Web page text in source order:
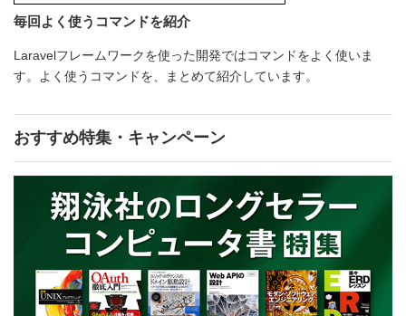
毎回よく使うコマンドを紹介
Laravelフレームワークを使った開発ではコマンドをよく使いま
す。よく使うコマンドを、まとめて紹介しています。
おすすめ特集・キャンペーン